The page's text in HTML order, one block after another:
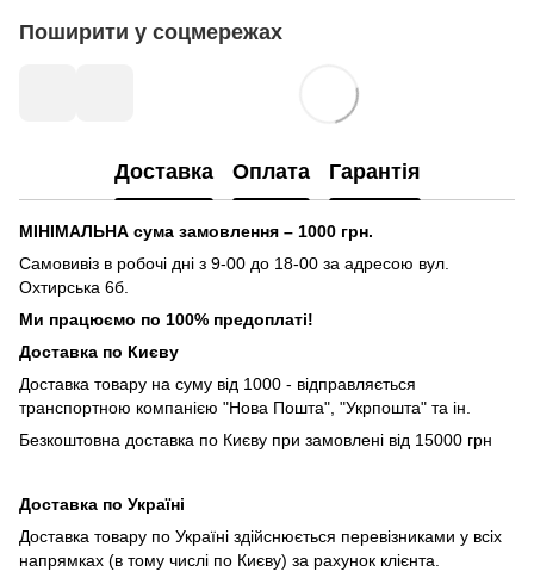
Поширити у соцмережах
Доставка Оплата Гарантія
МІНІМАЛЬНА сума замовлення – 1000 грн.
Самовивіз в робочі дні з 9-00 до 18-00 за адресою вул.
Охтирська 6б.
Ми працюємо по 100% предоплаті!
Доставка по Києву
Доставка товару на суму від 1000 - відправляється
транспортною компанією "Нова Пошта", "Укрпошта" та ін.
Безкоштовна доставка по Києву при замовлені від 15000 грн
Доставка по Україні
Доставка товару по Україні здійснюється перевізниками у всіх
напрямках (в тому числі по Києву) за рахунок клієнта.